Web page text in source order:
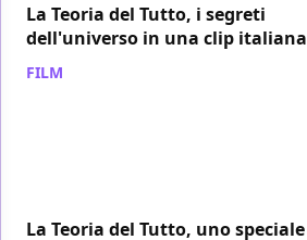
La Teoria del Tutto, i segreti
dell'universo in una clip italiana
FILM
La Teoria del Tutto, uno speciale